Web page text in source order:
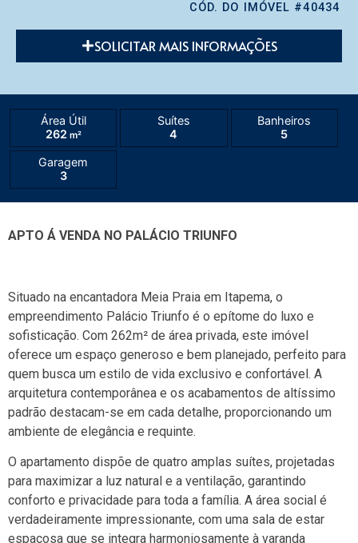
CÓD. DO IMÓVEL #40434
SOLICITAR MAIS INFORMAÇÕES
Área Útil
262 m²
Suítes
4
Banheiros
5
Garagem
3
APTO Á VENDA NO PALÁCIO TRIUNFO
Situado na encantadora Meia Praia em Itapema, o
empreendimento Palácio Triunfo é o epítome do luxo e
sofisticação. Com 262m² de área privada, este imóvel
oferece um espaço generoso e bem planejado, perfeito para
quem busca um estilo de vida exclusivo e confortável. A
arquitetura contemporânea e os acabamentos de altíssimo
padrão destacam-se em cada detalhe, proporcionando um
ambiente de elegância e requinte.
O apartamento dispõe de quatro amplas suítes, projetadas
para maximizar a luz natural e a ventilação, garantindo
conforto e privacidade para toda a família. A área social é
verdadeiramente impressionante, com uma sala de estar
espaçosa que se integra harmoniosamente à varanda